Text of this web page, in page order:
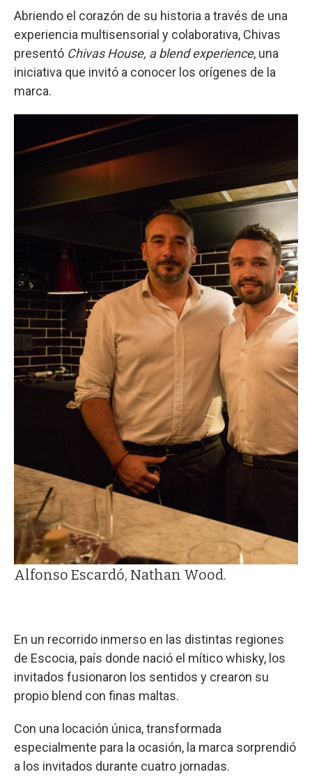
Abriendo el corazón de su historia a través de una
experiencia multisensorial y colaborativa, Chivas
presentó Chivas House, a blend experience, una
iniciativa que invitó a conocer los orígenes de la
marca.
Alfonso Escardó, Nathan Wood.
En un recorrido inmerso en las distintas regiones
de Escocia, país donde nació el mítico whisky, los
invitados fusionaron los sentidos y crearon su
propio blend con finas maltas.
Con una locación única, transformada
especialmente para la ocasión, la marca sorprendió
a los invitados durante cuatro jornadas.